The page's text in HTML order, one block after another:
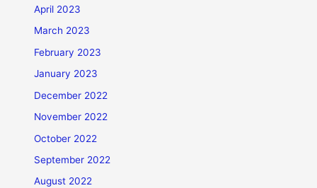
April 2023
March 2023
February 2023
January 2023
December 2022
November 2022
October 2022
September 2022
August 2022